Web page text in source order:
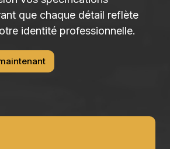
que chaque détail reflète
identité professionnelle.